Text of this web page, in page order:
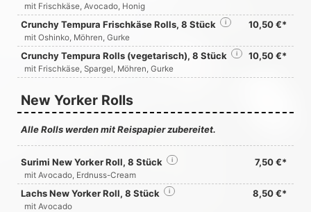
mit Frischkäse, Avocado, Honig
Crunchy Tempura Frischkäse Rolls, 8 Stück 10,50 €*
i
mit Oshinko, Möhren, Gurke
Crunchy Tempura Rolls (vegetarisch), 8 Stück 10,50 €*
i
mit Frischkäse, Spargel, Möhren, Gurke
New Yorker Rolls
Alle Rolls werden mit Reispapier zubereitet.
Surimi New Yorker Roll, 8 Stück 7,50 €*
i
mit Avocado, Erdnuss-Cream
Lachs New Yorker Roll, 8 Stück 8,50 €*
i
mit Avocado